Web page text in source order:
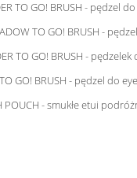
TO GO! BRUSH - pędzel
TO GO! BRUSH -
TO GO! BRUSH -
GO! BRUSH - pędzel do
POUCH - smukłe etui